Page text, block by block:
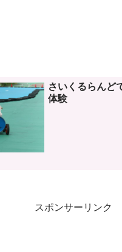
さいくるらんど
体験
スポンサーリンク